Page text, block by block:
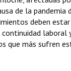
de la pandemia
deben
laboral
que más sufren